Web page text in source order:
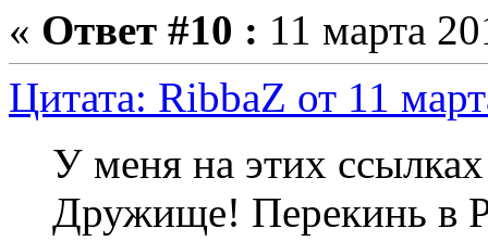
« Ответ #10 : 11 марта
Цитата: RibbaZ от 11
У меня на этих
Дружище! Перекинь в